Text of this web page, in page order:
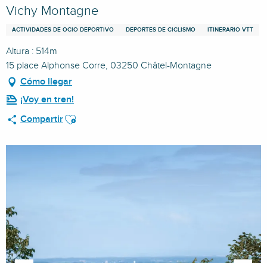
Vichy Montagne
ACTIVIDADES DE OCIO DEPORTIVO DEPORTES DE CICLISMO ITINERARIO VTT
Altura : 514m
15 place Alphonse Corre, 03250 Châtel-Montagne
Cómo llegar
¡Voy en tren!
CompartirAjouter aux favoris